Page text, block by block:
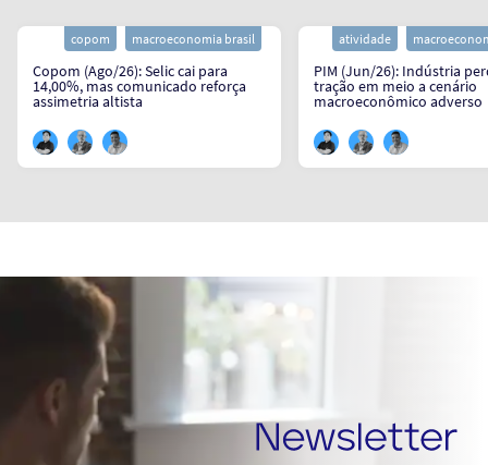
copom macroeconomia brasil
Copom (Ago/26): Selic cai para
14,00%, mas comunicado reforça
assimetria altista
atividade
PIM (Jun/26): Indústria
tração em meio a cenário
macroeconômico adverso